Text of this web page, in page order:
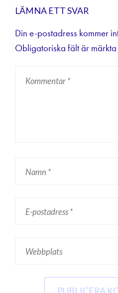
LÄMNA ETT SVAR
Din e-postadress kommer
Obligatoriska fält är märkta